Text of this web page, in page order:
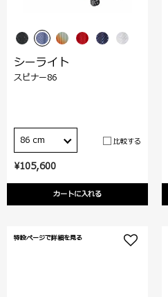
¥105,600
カートに入れる
シーライト
スピナー86
86 cm 比較する
特設ページで詳細を見る